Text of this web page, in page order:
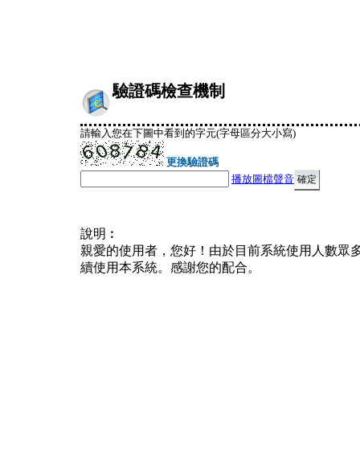
驗證碼檢查機制
請輸入您在下圖中看到的字元(字母區分大小寫)
更換驗證碼
播放圖檔聲音
說明︰
親愛的使用者，您好！由於目前系統使用人數眾
續使用本系統。感謝您的配合。